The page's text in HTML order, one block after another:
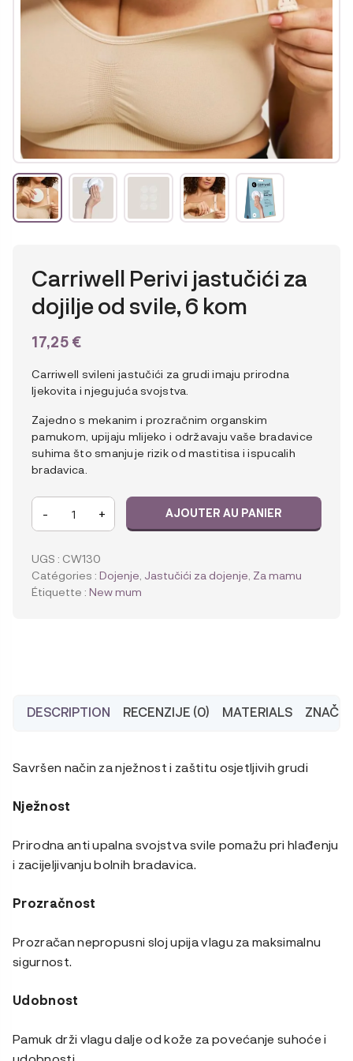
Carriwell Perivi jastučići za
dojilje od svile, 6 kom
17,25 €
Carriwell svileni jastučići za grudi imaju prirodna
ljekovita i njegujuća svojstva.
Zajedno s mekanim i prozračnim organskim
pamukom, upijaju mlijeko i održavaju vaše bradavice
suhima što smanjuje rizik od mastitisa i ispucalih
bradavica.
quantité
de
Perivi
jastučići
za
- + AJOUTER AU PANIER
UGS : CW130
Catégories : Dojenje Jastučići za dojenje Za mamu
Étiquette : New mum
DESCRIPTION RECENZIJE (0) MATERIALS
Savršen način za nježnost i zaštitu osjetljivih grudi
Nježnost
Prirodna anti upalna svojstva svile pomažu pri hlađenju
i zacijeljivanju bolnih bradavica.
Prozračnost
Prozračan nepropusni sloj upija vlagu za maksimalnu
sigurnost.
Udobnost
Pamuk drži vlagu dalje od kože za povećanje suhoće i